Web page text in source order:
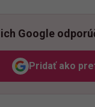
Google
Pridať ako